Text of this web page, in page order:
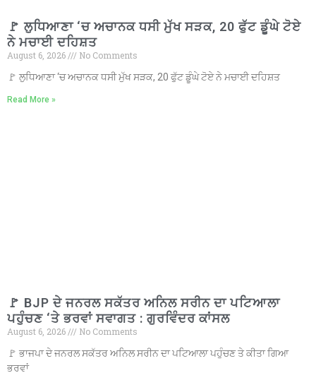
🚩 ਲੁਧਿਆਣਾ ‘ਚ ਅਚਾਨਕ ਧਸੀ ਮੁੱਖ ਸੜਕ, 20 ਫੁੱਟ ਡੂੰਘੇ ਟੋਏ
ਨੇ ਮਚਾਈ ਦਹਿਸ਼ਤ
August 6, 2026
No Comments
🚩 ਲੁਧਿਆਣਾ ‘ਚ ਅਚਾਨਕ ਧਸੀ ਮੁੱਖ ਸੜਕ, 20 ਫੁੱਟ ਡੂੰਘੇ ਟੋਏ ਨੇ ਮਚਾਈ ਦਹਿਸ਼ਤ
Read More »
🚩 BJP ਦੇ ਜਨਰਲ ਸਕੱਤਰ ਅਨਿਲ ਸਰੀਨ ਦਾ ਪਟਿਆਲਾ
ਪਹੁੰਚਣ ‘ਤੇ ਭਰਵਾਂ ਸਵਾਗਤ : ਗੁਰਵਿੰਦਰ ਕਾਂਸਲ
August 6, 2026
No Comments
🚩 ਭਾਜਪਾ ਦੇ ਜਨਰਲ ਸਕੱਤਰ ਅਨਿਲ ਸਰੀਨ ਦਾ ਪਟਿਆਲਾ ਪਹੁੰਚਣ ਤੇ ਕੀਤਾ ਗਿਆ
ਭਰਵਾਂ